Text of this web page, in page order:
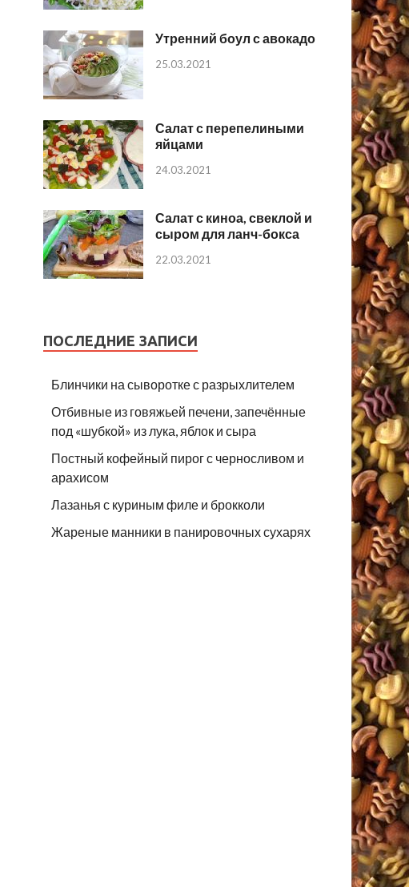
Утренний боул с авокадо
25.03.2021
Салат с перепелиными
яйцами
24.03.2021
Салат с киноа, свеклой и
сыром для ланч-бокса
22.03.2021
ПОСЛЕДНИЕ ЗАПИСИ
Блинчики на сыворотке с разрыхлителем
Отбивные из говяжьей печени, запечённые
под «шубкой» из лука, яблок и сыра
Постный кофейный пирог с черносливом и
арахисом
Лазанья с куриным филе и брокколи
Жареные манники в панировочных сухарях